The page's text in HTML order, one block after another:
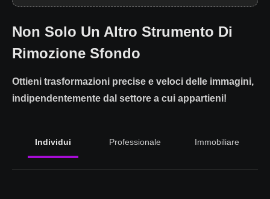
Non Solo Un Altro Strumento Di
Rimozione Sfondo
Ottieni trasformazioni precise e veloci delle immagini,
indipendentemente dal settore a cui appartieni!
Individui Professionale Immobiliare